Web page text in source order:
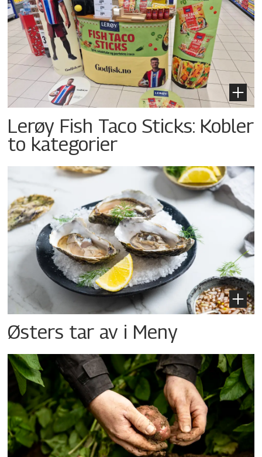
Lerøy Fish Taco Sticks: Kobler
to kategorier
Østers tar av i Meny